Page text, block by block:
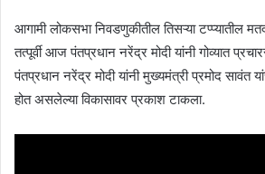
आगामी लोकसभा निवडणुकीतील तिसऱ्या टप्प्यातील
तत्पूर्वी आज पंतप्रधान नरेंद्र मोदी यांनी गोव्यात
पंतप्रधान नरेंद्र मोदी यांनी मुख्यमंत्री प्रमोद सावंत
होत असलेल्या विकासावर प्रकाश टाकला.